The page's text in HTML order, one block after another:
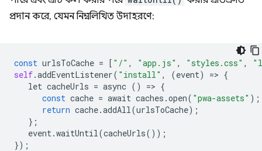
প্রদান করে, যেমন নিম্নলিখিত উদাহরণে:
const urlsToCache = [ "/" , "app.js" , "styles.css" ,
self.addEventListener( "install" , (event) => {
let cacheUrls = async () => {
const cache = await caches .open( "pwa-assets" );
return cache.addAll(urlsToCache);
};
event.waitUntil(cacheUrls());
});